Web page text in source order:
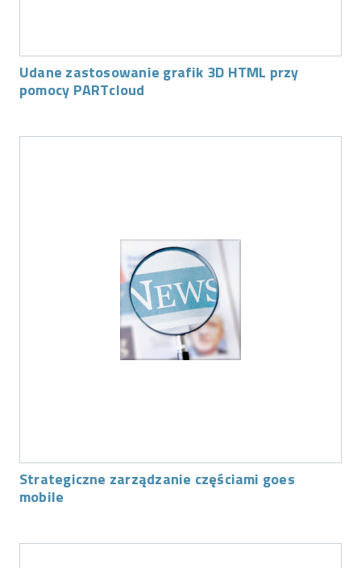
Udane zastosowanie grafik 3D HTML przy
pomocy PARTcloud
Strategiczne zarządzanie częściami goes
mobile